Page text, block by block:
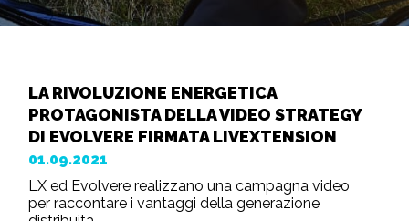
LA RIVOLUZIONE ENERGETICA
PROTAGONISTA DELLA VIDEO STRATEGY
DI EVOLVERE FIRMATA LIVEXTENSION
01.09.2021
LX ed Evolvere realizzano una campagna video
per raccontare i vantaggi della generazione